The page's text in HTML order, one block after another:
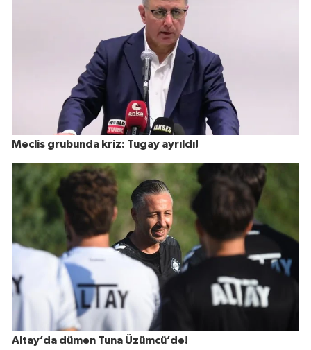
Meclis grubunda kriz: Tugay ayrıldı!
Altay’da dümen Tuna Üzümcü’de!